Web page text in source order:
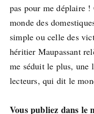
pas pour me déplaire
monde des
simple ou celle des
héritier Maupassant
me séduit le plus, une
lecteurs, qui dit le
Vous publiez dans le